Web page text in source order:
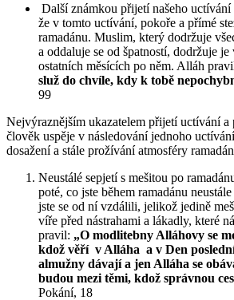
Další známkou přijetí našeho uctívání
že v tomto uctívání, pokoře a přímé
ramadánu. Muslim, který dodržuje
a oddaluje se od špatností, dodržuje
ostatních měsících po něm. Alláh
služ do chvíle, kdy k tobě
99
Nejvýraznějším ukazatelem přijetí uctívání a
člověk uspěje v následování jednoho
dosažení a stále prožívání atmosféry
Neustálé sepjetí s mešitou po
poté, co jste během ramadánu
jste se od ní vzdálili, jelikož jedině
víře před nástrahami a lákadly, které
pravil: „O modlitebny Alláhovy se
kdož věří v Alláha a v Den
almužny dávají a jen Alláha se
budou mezi těmi, kdož správnou
Pokání, 18